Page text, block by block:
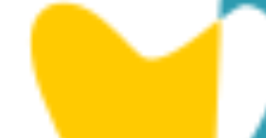
ειδικά διαμορφωμένους ορόφους, αποτελώντας έναν
διαδραστικό χώρο που συνδυάζει την εκπαίδευση με τη
διασκέδαση.
Η εμπειρία ξεκινά με την ανακάλυψη αυθεντικών
εκθεμάτων καρναβαλιστών, τα οποία κάποτε
κοσμούσαν τα ερμάρια και τα συρτάρια τους. Στον 1ο
,οι επισκέπτες θα βρουν την ενότητα «Ιστορία
του Καρναβαλιού στη Λεμεσό», η οποία περιλαμβάνει
τα αρχεία του ιστορικού και ερευνητή Τίτου Κολότα,